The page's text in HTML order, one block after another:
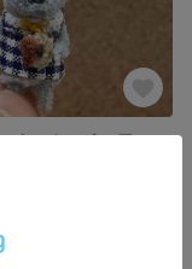
モールアート ミニチュア ドーナツを持ったくまさん